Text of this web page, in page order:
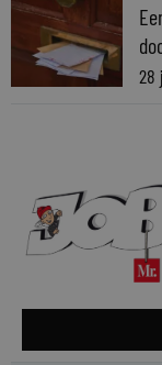
28